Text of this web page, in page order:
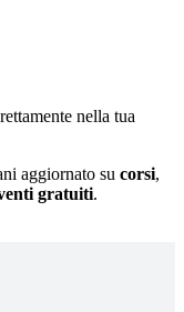
nella tua
aggiornato su corsi,
gratuiti.